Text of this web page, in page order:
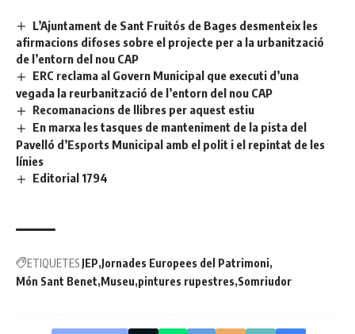
L’Ajuntament de Sant Fruitós de Bages desmenteix les
afirmacions difoses sobre el projecte per a la urbanització
de l’entorn del nou CAP
ERC reclama al Govern Municipal que executi d’una
vegada la reurbanització de l’entorn del nou CAP
Recomanacions de llibres per aquest estiu
En marxa les tasques de manteniment de la pista del
Pavelló d’Esports Municipal amb el polit i el repintat de les
línies
Editorial 1794
ETIQUETESJEP Jornades Europees del Patrimoni
Món Sant Benet Museu pintures rupestres Somriudor